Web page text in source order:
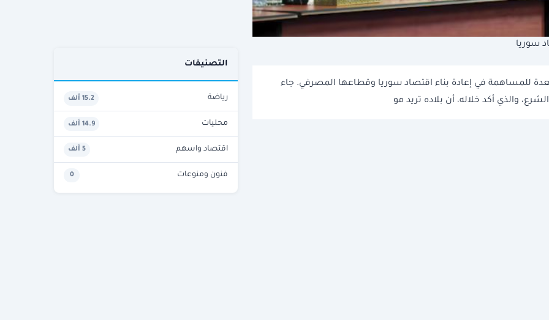
سوريا
​للمساهمة في ​إعادة بناء اقتصاد سوريا ⁠وقطاعها المصرفي. جاء
والذي أكد خلاله، أن بلاده تريد مو
التصنيفات
رياضة 15.2 ألف
محليات 14.9 ألف
اقتصاد واسهم 5 ألف
فنون ومنوعات 0